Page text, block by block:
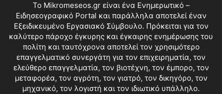
Το Mikromeseos.gr είναι ένα Ενημερωτικό –
Ειδησεογραφικό Portal και παράλληλα αποτελεί έναν
Εξειδικευμένο Εργασιακό Σύμβουλο. Πρόκειται για τον
καλύτερο πάροχο έγκυρης και έγκαιρης ενημέρωσης του
πολίτη και ταυτόχρονα αποτελεί τον χρησιμότερο
επαγγελματικό συνεργάτη για τον επιχειρηματία, τον
ελεύθερο επαγγελματία, τον βιοτέχνη, τον έμπορο, τον
μεταφορέα, τον αγρότη, τον γιατρό, τον δικηγόρο, τον
μηχανικό, τον λογιστή και τον ιδιωτικό υπάλληλο.